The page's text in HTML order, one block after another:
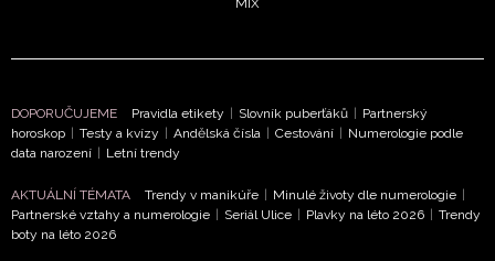
MIX
DOPORUČUJEME Pravidla etikety | Slovník puberťáků | Partnerský
horoskop | Testy a kvízy | Andělská čísla | Cestování | Numerologie podle
data narození | Letní trendy
AKTUÁLNÍ TÉMATA Trendy v manikúře | Minulé životy dle numerologie |
Partnerské vztahy a numerologie | Seriál Ulice | Plavky na léto 2026 | Trendy
boty na léto 2026